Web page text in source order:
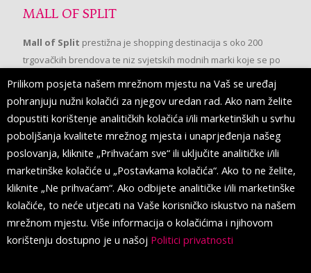
MALL OF SPLIT
Mall of Split prestižna je shopping destinacija s oko 200
trgovačkih brendova te niz svjetskih modnih marki koje se po
prvi put pojavljuju u Splitu.
PRATITE NAS
Prilikom posjeta našem mrežnom mjestu na Vaš se uređaj
pohranjuju nužni kolačići za njegov uredan rad. Ako nam želite
dopustiti korištenje analitičkih kolačića i/ili marketinških u svrhu
poboljšanja kvalitete mrežnog mjesta i unaprjeđenja našeg
poslovanja, kliknite „Prihvaćam sve“ ili uključite analitičke i/ili
marketinške kolačiće u „Postavkama kolačića“. Ako to ne želite,
kliknite „Ne prihvaćam“. Ako odbijete analitičke i/ili marketinške
kolačiće, to neće utjecati na Vaše korisničko iskustvo na našem
mrežnom mjestu. Više informacija o kolačićima i njihovom
korištenju dostupno je u našoj Politici privatnosti